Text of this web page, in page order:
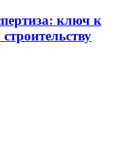
ключ к